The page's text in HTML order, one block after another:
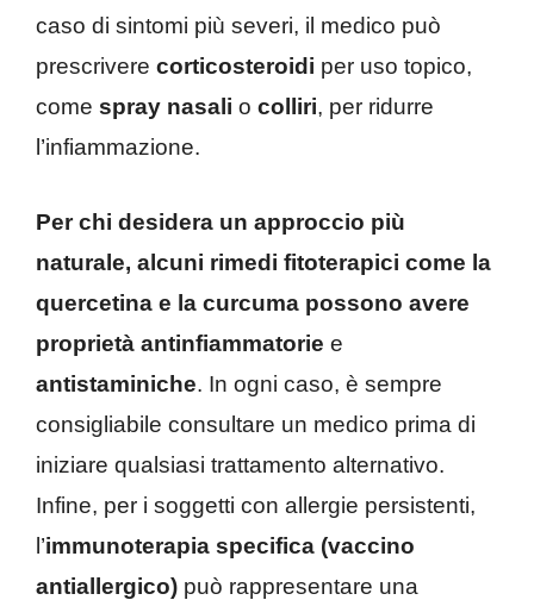
caso di sintomi più severi, il medico può
prescrivere corticosteroidi per uso topico,
come spray nasali o colliri, per ridurre
l’infiammazione.
Per chi desidera un approccio più
naturale, alcuni rimedi fitoterapici come la
quercetina e la curcuma possono avere
proprietà antinfiammatorie e
antistaminiche. In ogni caso, è sempre
consigliabile consultare un medico prima di
iniziare qualsiasi trattamento alternativo.
Infine, per i soggetti con allergie persistenti,
l’immunoterapia specifica (vaccino
antiallergico) può rappresentare una